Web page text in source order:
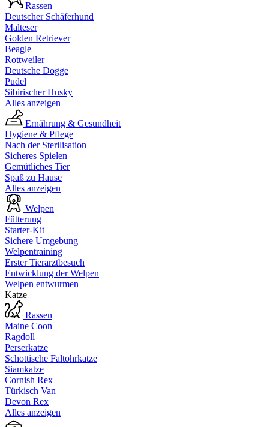
Rassen
Deutscher Schäferhund
Malteser
Golden Retriever
Beagle
Rottweiler
Deutsche Dogge
Pudel
Sibirischer Husky
Alles anzeigen
Ernährung & Gesundheit
Hygiene & Pflege
Nach der Sterilisation
Sicheres Spielen
Gemütliches Tier
Spaß zu Hause
Alles anzeigen
Welpen
Fütterung
Starter-Kit
Sichere Umgebung
Welpentraining
Erster Tierarztbesuch
Entwicklung der Welpen
Welpen entwurmen
Katze
Rassen
Maine Coon
Ragdoll
Perserkatze
Schottische Faltohrkatze
Siamkatze
Cornish Rex
Türkisch Van
Devon Rex
Alles anzeigen